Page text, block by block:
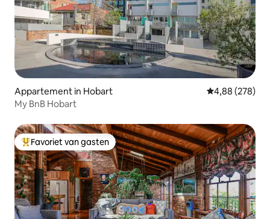
Appartement in Hobart Gemiddelde
4,88 (278)
My BnB Hobart
Topfavoriet van gasten
Favoriet van gasten